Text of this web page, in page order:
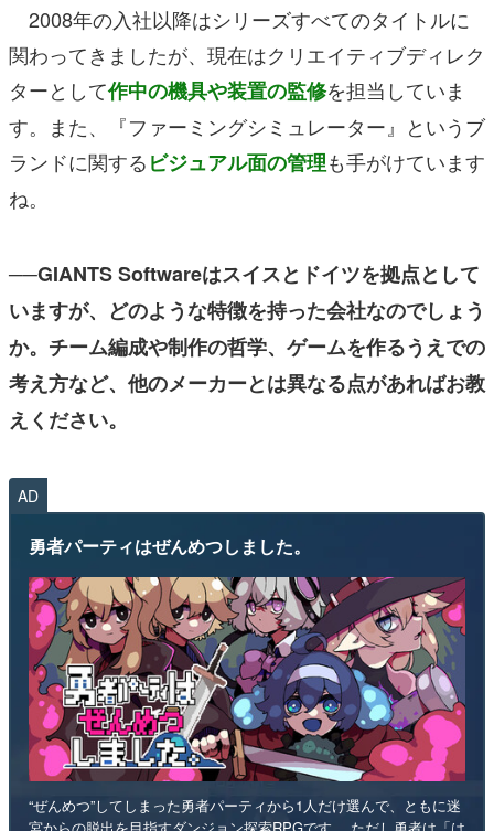
2008年の入社以降はシリーズすべてのタイトルに
関わってきましたが、現在はクリエイティブディレク
ターとして作中の機具や装置の監修を担当していま
す。また、『ファーミングシミュレーター』というブ
ランドに関するビジュアル面の管理も手がけています
ね。
──GIANTS Softwareはスイスとドイツを拠点として
いますが、どのような特徴を持った会社なのでしょう
か。チーム編成や制作の哲学、ゲームを作るうえでの
考え方など、他のメーカーとは異なる点があればお教
えください。
AD
勇者パーティはぜんめつしました。
“ぜんめつ”してしまった勇者パーティから1人だけ選んで、ともに迷